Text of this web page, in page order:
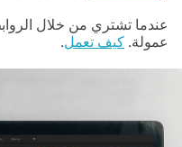
عندما تشتري من خلال
عمولة. كيف تعمل.